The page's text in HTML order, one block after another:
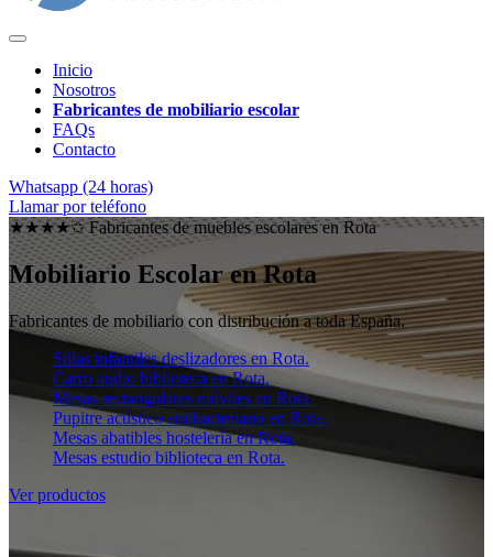
Inicio
Nosotros
Fabricantes de mobiliario escolar
FAQs
Contacto
Whatsapp (24 horas)
Llamar por teléfono
★★★★✩ Fabricantes de muebles escolares enRota
Mobiliario Escolar en Rota
Fabricantes de mobiliario con distribución a toda España.
Sillas infantiles deslizadores en Rota.
Carro audio biblioteca en Rota.
Mesas rectangulares móviles en Rota.
Pupitre acústico antibacteriano en Rota.
Mesas abatibles hostelería en Rota.
Mesas estudio biblioteca en Rota.
Ver productos